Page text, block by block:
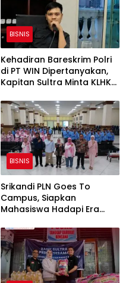
BISNIS
Kehadiran Bareskrim Polri
di PT WIN Dipertanyakan,
Kapitan Sultra Minta KLHK
Pengajuan RKAB
BISNIS
Srikandi PLN Goes To
Campus, Siapkan
Mahasiswa Hadapi Era